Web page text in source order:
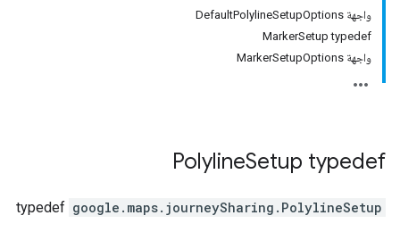
واجهة DefaultPolylineSetupOptions
MarkerSetup typedef
واجهة MarkerSetupOptions
PolylineSetup typedef
google.maps.journeySharing . PolylineSetup